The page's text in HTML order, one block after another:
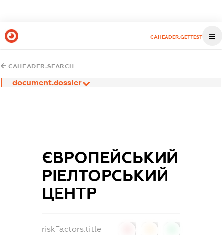
CAHEADER.GETTEST
CAHEADER.SEARCH
document.dossier
ЄВРОПЕЙСЬКИЙ
РІЕЛТОРСЬКИЙ
ЦЕНТР
riskFactors.title